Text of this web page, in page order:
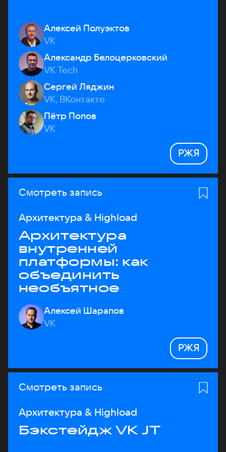
Алексей Полуэктов
VK
Александр Белоцерковский
VK Tech
Сергей Ляджин
VK, ВКонтакте
Пётр Попов
VK
РЖЯ
Смотреть запись
Архитектура & Highload
Архитектура
внутренней
платформы: как
объединить
необъятное
Алексей Шарапов
VK
РЖЯ
Смотреть запись
Архитектура & Highload
Бэкстейдж VK JT